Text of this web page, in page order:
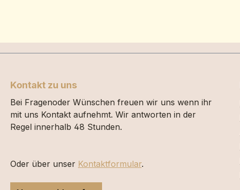
Kontakt zu uns
Bei Fragenoder Wünschen freuen wir uns wenn ihr
mit uns Kontakt aufnehmt. Wir antworten in der
Regel innerhalb 48 Stunden.
Oder über unser Kontaktformular.